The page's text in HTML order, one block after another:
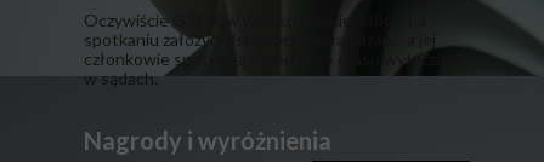
​Oczywiście GTQX w wyniku wielkiej kłótni na
spotkaniu założycielskim przestała istnieć, a jej
członkowie spotykają się od tego czasu wyłącznie
w sądach.
Nagrody i wyróżnienia